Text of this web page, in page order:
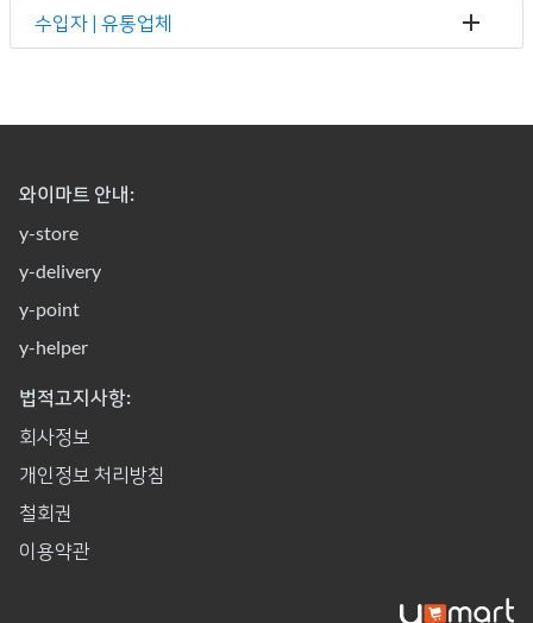
수입자 | 유통업체
와이마트 안내:
y-store
y-delivery
y-point
y-helper
법적고지사항:
회사정보
개인정보 처리방침
철회권
이용약관